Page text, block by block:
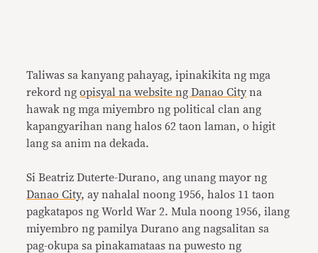
Taliwas sa kanyang pahayag, ipinakikita ng mga
rekord ngopisyal na website ng Danao City na
hawak ng mga miyembro ng political clan ang
kapangyarihan nang halos 62 taon laman, o higit
lang sa anim na dekada.
Si Beatriz Duterte-Durano, ang unang mayor ng
Danao City, ay nahalal noong 1956, halos 11 taon
pagkatapos ng World War 2. Mula noong 1956, ilang
miyembro ng pamilya Durano ang nagsalitan sa
pag-okupa sa pinakamataas na puwesto ng